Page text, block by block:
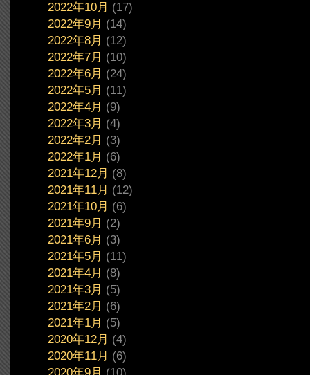
2022年10月 (17)
2022年9月 (14)
2022年8月 (12)
2022年7月 (10)
2022年6月 (24)
2022年5月 (11)
2022年4月 (9)
2022年3月 (4)
2022年2月 (3)
2022年1月 (6)
2021年12月 (8)
2021年11月 (12)
2021年10月 (6)
2021年9月 (2)
2021年6月 (3)
2021年5月 (11)
2021年4月 (8)
2021年3月 (5)
2021年2月 (6)
2021年1月 (5)
2020年12月 (4)
2020年11月 (6)